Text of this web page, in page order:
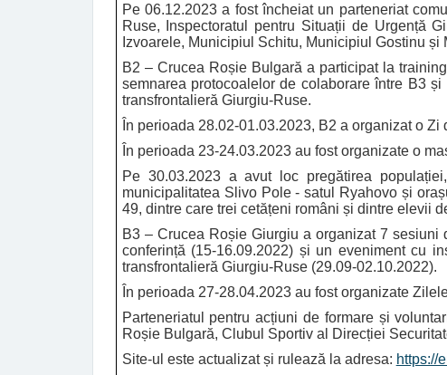
Pe 06.12.2023 a fost încheiat un parteneriat
Ruse, Inspectoratul pentru Situații de Urgență
Izvoarele, Municipiul Schitu, Municipiul Gostinu
B2 – Crucea Roșie Bulgară a participat la
semnarea protocoalelor de colaborare între B3
transfrontalieră Giurgiu-Ruse.
În perioada 28.02-01.03.2023, B2 a organizat o
În perioada 23-24.03.2023 au fost organizate o
Pe 30.03.2023 a avut loc pregătirea
municipalitatea Slivo Pole - satul Ryahovo și
49, dintre care trei cetățeni români și dintre elevii
B3 – Crucea Roșie Giurgiu a organizat 7 sesiuni
conferință (15-16.09.2022) și un eveniment cu
transfrontalieră Giurgiu-Ruse (29.09-02.10.2022).
În perioada 27-28.04.2023 au fost organizate
Parteneriatul pentru acțiuni de formare și
Roșie Bulgară, Clubul Sportiv al Direcției
Site-ul este actualizat și rulează la adresa: https://